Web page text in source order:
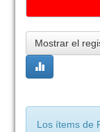
Mostrar el
Los ítems de